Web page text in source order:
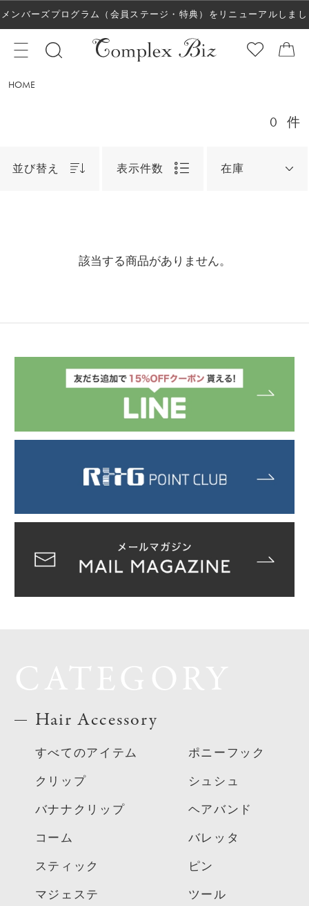
メンバーズプログラム（会員ステージ・特典）をリニューアルしまし
た！
HOME
0 件
並び替え 表示件数 在庫
該当する商品がありません。
Hair Accessory
すべてのアイテム
クリップ
バナナクリップ
コーム
スティック
マジェステ
ポニーフック
シュシュ
ヘアバンド
バレッタ
ピン
ツール